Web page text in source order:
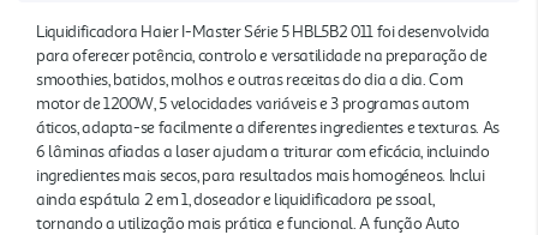
Liquidificadora Haier I-Master Série 5 HBL5B2 011 foi desenvolvida
para oferecer potência, controlo e versatilidade na preparação de
smoothies, batidos, molhos e outras receitas do dia a dia. Com
motor de 1200W, 5 velocidades variáveis e 3 programas autom
áticos, adapta-se facilmente a diferentes ingredientes e texturas. As
6 lâminas afiadas a laser ajudam a triturar com eficácia, incluindo
ingredientes mais secos, para resultados mais homogéneos. Inclui
ainda espátula 2 em 1, doseador e liquidificadora pe ssoal,
tornando a utilização mais prática e funcional. A função Auto